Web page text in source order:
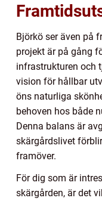
Björkö ser även på
projekt är på gång
infrastrukturen och
vision för hållbar
öns naturliga
behoven hos både
Denna balans är
skärgårdslivet
framöver.
För dig som är
skärgården, är det